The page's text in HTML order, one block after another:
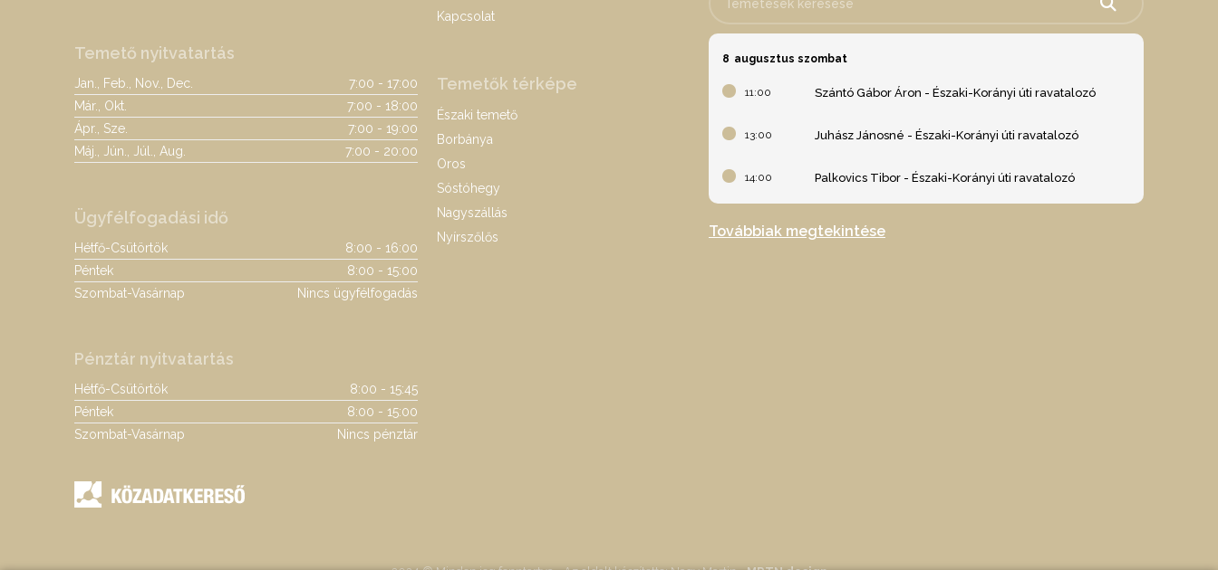
Temető nyitvatartás
Jan., Feb., Nov., Dec.
7:00 - 17:00
Már., Okt.
7:00 - 18:00
Ápr., Sze.
7:00 - 19:00
Máj., Jún., Júl., Aug.
7:00 - 20:00
Ügyfélfogadási idő
Hétfő-Csütörtök
8:00 - 16:00
Péntek
8:00 - 15:00
Szombat-Vasárnap
Nincs ügyfélfogadás
Pénztár nyitvatartás
Hétfő-Csütörtök
8:00 - 15:45
Péntek
8:00 - 15:00
Szombat-Vasárnap
Nincs pénztár
Kapcsolat
Temetők térképe
Északi temető
Borbánya
Oros
Sóstóhegy
Nagyszállás
Nyírszőlős
8 augusztus szombat
11:00 Szántó Gábor Áron - Északi-Korányi úti ravatalozó
13:00 Juhász Jánosné - Északi-Korányi úti ravatalozó
14:00 Palkovics Tibor - Északi-Korányi úti ravatalozó
Továbbiak megtekintése